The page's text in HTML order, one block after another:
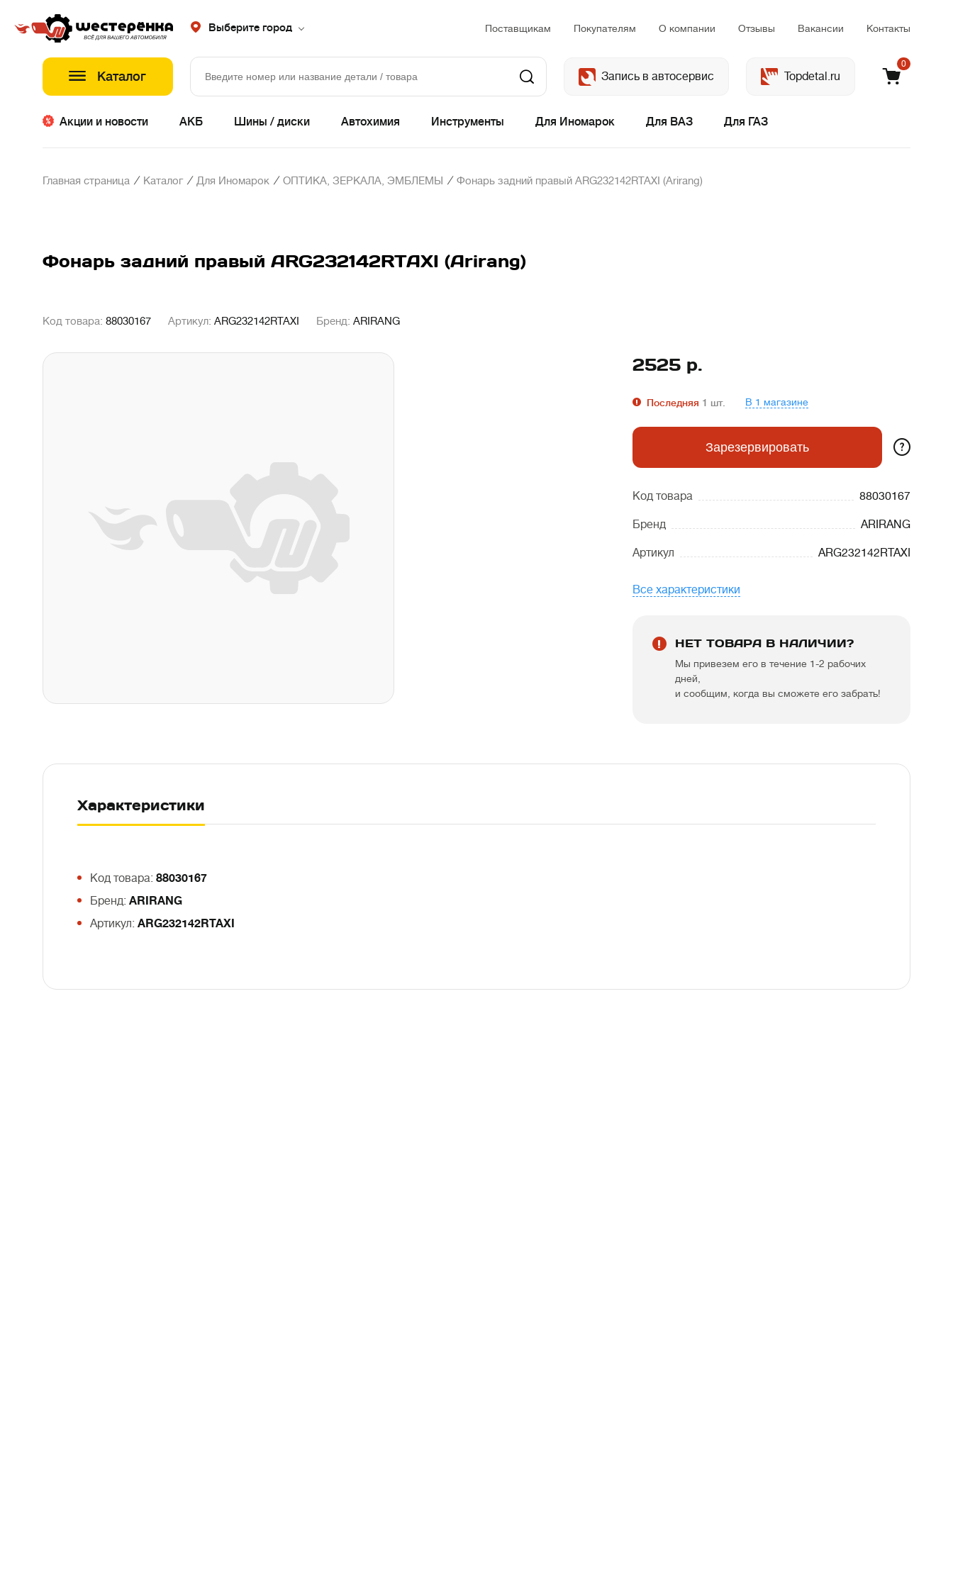
Выберите город Поставщикам Покупателям О компании Отзывы Вакансии Контакты
Каталог Запись в автосервис Topdetal.ru
0
Акции и новости АКБ Шины / диски Автохимия Инструменты Для Иномарок Для ВАЗ Для ГАЗ
Главная страница / Каталог / Для Иномарок / ОПТИКА, ЗЕРКАЛА, ЭМБЛЕМЫ / Фонарь задний правый ARG232142RTAXI (Arirang)
Фонарь задний правый ARG232142RTAXI (Arirang)
Код товара: 88030167 Артикул: ARG232142RTAXI Бренд: ARIRANG
2525 р.
Последняя 1 шт. В 1 магазине
Зарезервировать ?
Код товара 88030167
Бренд ARIRANG
Артикул ARG232142RTAXI
Все характеристики
НЕТ ТОВАРА В НАЛИЧИИ?
Мы привезем его в течение 1-2 рабочих
дней,
и сообщим, когда вы сможете его забрать!
Характеристики
Код товара: 88030167
Бренд: ARIRANG
Артикул: ARG232142RTAXI